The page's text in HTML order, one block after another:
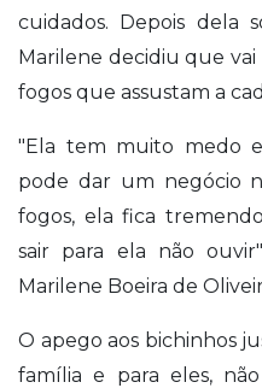
cuidados. Depois dela
Marilene decidiu que
fogos que assustam a
"Ela tem muito medo
pode dar um negócio
fogos, ela fica
sair para ela não
Marilene Boeira de
O apego aos bichinhos
família e para eles,